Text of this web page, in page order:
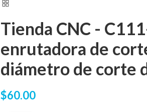
Tienda CNC -
enrutadora de
diámetro de corte
$60.00